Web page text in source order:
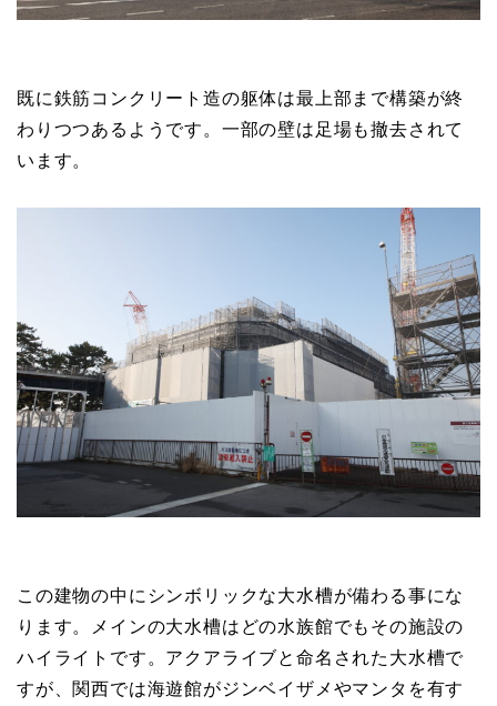
既に鉄筋コンクリート造の躯体は最上部まで構築が終
わりつつあるようです。一部の壁は足場も撤去されて
います。
この建物の中にシンボリックな大水槽が備わる事にな
ります。メインの大水槽はどの水族館でもその施設の
ハイライトです。アクアライブと命名された大水槽で
すが、関西では海遊館がジンベイザメやマンタを有す